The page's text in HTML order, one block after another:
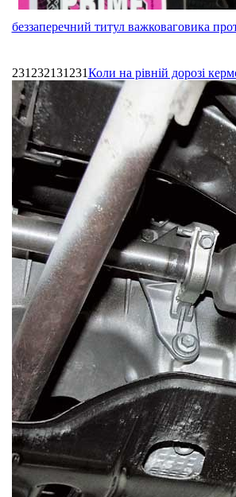
беззаперечний титул важковаговика
231232131231Коли на рівній дорозі